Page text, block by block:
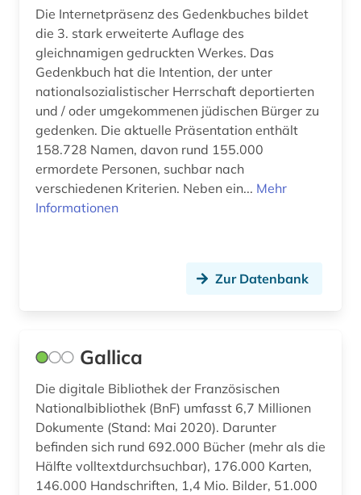
auktionskatalog (1)
aurelius (1)
auschwitz-prozess (2)
ausgrabung (1)
ausländer (1)
ausländisches kulturgut (1)
australien (1)
autobiografische literatur (2)
außenpolitik (6)
außenwirtschaftsrecht (1)
avantgarde (1)
avestisch (1)
Schweiz (5)
Serbien (1)
Spanien (2)
Suedamerika (3)
Suedasien (2)
Suedostasien (2)
Tschechische Republik (3)
USA (13)
Ukraine (2)
Ungarn (1)
Zypern (1)
Die Internetpräsenz des Gedenkbuches bildet
die 3. stark erweiterte Auflage des
gleichnamigen gedruckten Werkes. Das
Gedenkbuch hat die Intention, der unter
nationalsozialistischer Herrschaft deportierten
und / oder umgekommenen jüdischen Bürger zu
gedenken. Die aktuelle Präsentation enthält
158.728 Namen, davon rund 155.000
ermordete Personen, suchbar nach
verschiedenen Kriterien. Neben ein... Mehr
Informationen
Zur Datenbank
Gallica
Die digitale Bibliothek der Französischen
Nationalbibliothek (BnF) umfasst 6,7 Millionen
Dokumente (Stand: Mai 2020). Darunter
befinden sich rund 692.000 Bücher (mehr als die
Hälfte volltextdurchsuchbar), 176.000 Karten,
146.000 Handschriften, 1,4 Mio. Bilder, 51.000